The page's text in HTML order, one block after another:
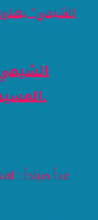
المسيحيين في مصر بعيد القيامةالمجيد.